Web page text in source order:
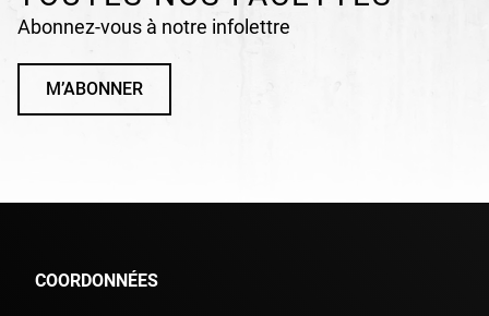
Abonnez-vous à notre infolettre
M’ABONNER
COORDONNÉES